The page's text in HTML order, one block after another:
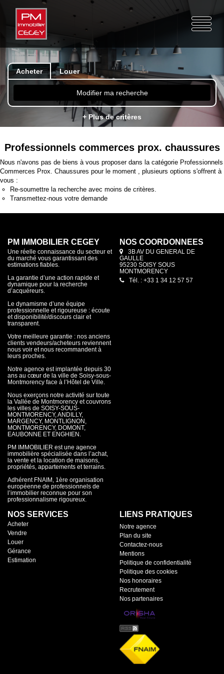
Acheter Louer
Modifier ma recherche
+ Plus de critères
Professionnels commerces prox. chaussures
Nous n'avons pas de biens à vous proposer dans la catégorie Professionnels
Commerces Prox. Chaussures pour le moment , plusieurs options s'offrent à
vous :
Re-soumettre la recherche avec moins de critères.
Transmettez-nous votre demande
PM IMMOBILIER CEGEY
Une réelle connaissance du secteur et
du marché vous garantissant des
estimations fiables.
La garantie d’une action rapide et
dynamique pour la recherche
d’acquéreurs.
Le dynamisme d’une équipe
professionnelle et rigoureuse : écoute
et disponibilité/discours clair et
transparent.
Votre meilleure garantie : nos anciens
clients vendeurs/acheteurs reviennent
nous voir et nous recommandent à
leurs proches.
Notre agence est implantée depuis 30
ans au cœur de la ville de Soisy-sous-
Montmorency face à l’Hôtel de Ville.
Nous exerçons notre activité sur toute
la Vallée de Montmorency et couvrons
les villes de SOISY-SOUS-
MONTMORENCY, ANDILLY,
MARGENCY, MONTLIGNON,
MONTMORENCY, DOMONT,
EAUBONNE ET ENGHIEN.
PM IMMOBILIER est une agence
immobilière spécialisée dans l’achat,
la vente et la location de maisons,
propriétés, appartements et terrains.
Adhérent FNAIM, 1ère organisation
européenne de professionnels de
l’immobilier reconnue pour son
professionnalisme rigoureux.
NOS COORDONNÉES
3B AV DU GENERAL DE
GAULLE
95230 SOISY SOUS
MONTMORENCY
Tél. : +33 1 34 12 57 57
NOS SERVICES
Acheter
Vendre
Louer
Gérance
Estimation
LIENS PRATIQUES
Notre agence
Plan du site
Contactez-nous
Mentions
Politique de confidentialité
Politique des cookies
Nos honoraires
Recrutement
Nos partenaires